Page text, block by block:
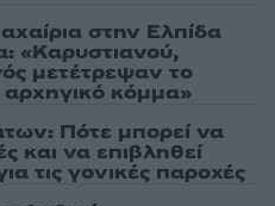
στην Ελπίδα
«Καρυστιανού,
μετέτρεψαν το
κόμμα»
Πότε μπορεί να
και να επιβληθεί
τις γονικές παροχές